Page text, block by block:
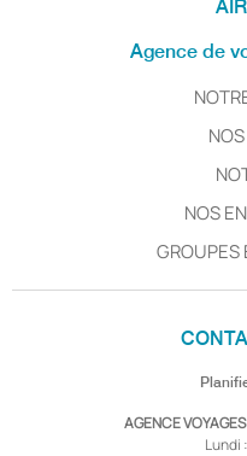
Agence de
NOS
GROUPES
AGENCE
Lundi